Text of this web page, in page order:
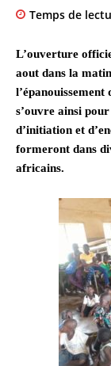
Temps de
L’ouverture
aout dans la
s’ouvre ainsi
d’initiation et
formeront dans
africains.